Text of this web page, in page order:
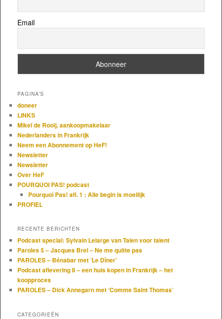
Email
PAGINA’S
doneer
LINKS
Mikel de Rooij, aankoopmakelaar
Nederlanders in Frankrijk
Neem een Abonnement op HeF!
Newsletter
Newsletter
Over HeF
POURQUOI PAS! podcast
Pourquoi Pas! afl. 1 : Alle begin is moeilijk
PROFIEL
RECENTE BERICHTEN
Podcast special: Sylvain Lelarge van Talen voor talent
Paroles 5 – Jacques Brel – Ne me quitte pas
PAROLES – Bénabar met ‘Le Dîner’
Podcast aflevering 8 – een huis kopen in Frankrijk – het
koopproces
PAROLES – Dick Annegarn met ‘Comme Saint Thomas’
CATEGORIEËN